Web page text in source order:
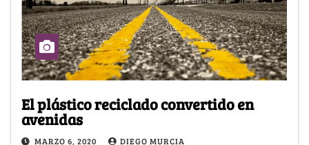
El plástico reciclado convertido en
avenidas
MARZO 6, 2020 DIEGO MURCIA